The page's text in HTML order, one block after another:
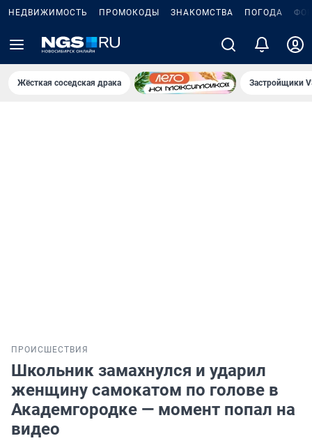
НЕДВИЖИМОСТЬ ПРОМОКОДЫ ЗНАКОМСТВА ПОГОДА
Жёсткая соседская драка Застройщики
ПРОИСШЕСТВИЯ
Школьник замахнулся и ударил
женщину самокатом по голове в
Академгородке — момент попал на
видео